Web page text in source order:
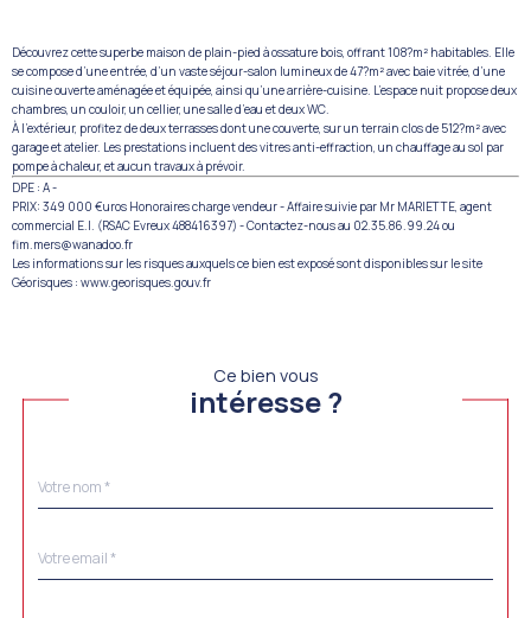
Découvrez cette superbe maison de plain-pied à ossature bois, offrant 108?m² habitables. Elle
se compose d’une entrée, d’un vaste séjour-salon lumineux de 47?m² avec baie vitrée, d’une
cuisine ouverte aménagée et équipée, ainsi qu’une arrière-cuisine. L’espace nuit propose deux
chambres, un couloir, un cellier, une salle d’eau et deux WC.
À l’extérieur, profitez de deux terrasses dont une couverte, sur un terrain clos de 512?m² avec
garage et atelier. Les prestations incluent des vitres anti-effraction, un chauffage au sol par
pompe à chaleur, et aucun travaux à prévoir.
DPE : A -
PRIX: 349 000 €uros Honoraires charge vendeur - Affaire suivie par Mr MARIETTE, agent
commercial E.I. (RSAC Evreux 488416397) - Contactez-nous au 02.35.86.99.24 ou
fim.mers@wanadoo.fr
Les informations sur les risques auxquels ce bien est exposé sont disponibles sur le site
Géorisques : www.georisques.gouv.fr
Ce bien vous
intéresse ?
par
*
*